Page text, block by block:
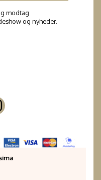
modtag
og nyheder.